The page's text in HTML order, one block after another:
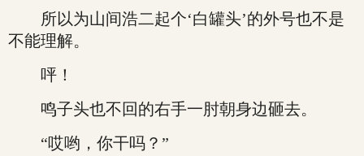
所以为山间浩二起个‘白罐头’的外号也不是
不能理解。
呯！
鸣子头也不回的右手一肘朝身边砸去。
“哎哟，你干吗？”